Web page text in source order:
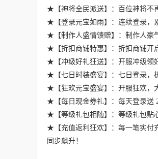
★【神将全民派送】：百位神将不
★【登录元宝如雨】：连续登录，
★【制作人盛情馈赠】：制作人豪
★【折扣商铺特惠】：折扣商铺开
★【冲级好礼狂送】：开服冲级领
★【七日时装盛宴】：七日登录，
★【狂欢元宝盛宴】：开服狂欢，
★【每日现金券礼】：每天登录送
★【等级礼包相随】：等级礼包贴
★【充值返利狂欢】：每一笔实付
同步飙升！